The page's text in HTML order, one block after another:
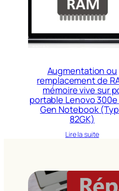
Augmentation ou
remplacement de
mémoire vive sur
portable Lenovo
Gen Notebook
82GK)
Lire la suite